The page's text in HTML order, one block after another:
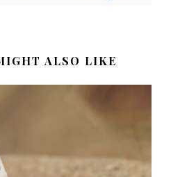
ALSO LIKE